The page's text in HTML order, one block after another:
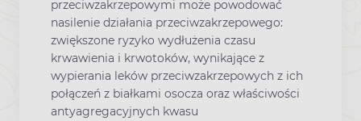
przeciwzakrzepowymi może powodować
nasilenie działania przeciwzakrzepowego:
zwiększone ryzyko wydłużenia czasu
krwawienia i krwotoków, wynikające z
wypierania leków przeciwzakrzepowych z ich
połączeń z białkami osocza oraz właściwości
antyagregacyjnych kwasu